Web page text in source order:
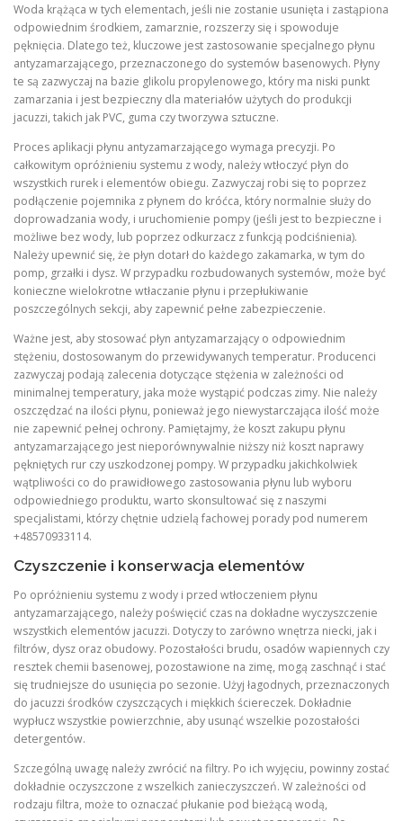
Woda krążąca w tych elementach, jeśli nie zostanie usunięta i zastąpiona
odpowiednim środkiem, zamarznie, rozszerzy się i spowoduje
pęknięcia. Dlatego też, kluczowe jest zastosowanie specjalnego płynu
antyzamarzającego, przeznaczonego do systemów basenowych. Płyny
te są zazwyczaj na bazie glikolu propylenowego, który ma niski punkt
zamarzania i jest bezpieczny dla materiałów użytych do produkcji
jacuzzi, takich jak PVC, guma czy tworzywa sztuczne.
Proces aplikacji płynu antyzamarzającego wymaga precyzji. Po
całkowitym opróżnieniu systemu z wody, należy wtłoczyć płyn do
wszystkich rurek i elementów obiegu. Zazwyczaj robi się to poprzez
podłączenie pojemnika z płynem do króćca, który normalnie służy do
doprowadzania wody, i uruchomienie pompy (jeśli jest to bezpieczne i
możliwe bez wody, lub poprzez odkurzacz z funkcją podciśnienia).
Należy upewnić się, że płyn dotarł do każdego zakamarka, w tym do
pomp, grzałki i dysz. W przypadku rozbudowanych systemów, może być
konieczne wielokrotne wtłaczanie płynu i przepłukiwanie
poszczególnych sekcji, aby zapewnić pełne zabezpieczenie.
Ważne jest, aby stosować płyn antyzamarzający o odpowiednim
stężeniu, dostosowanym do przewidywanych temperatur. Producenci
zazwyczaj podają zalecenia dotyczące stężenia w zależności od
minimalnej temperatury, jaka może wystąpić podczas zimy. Nie należy
oszczędzać na ilości płynu, ponieważ jego niewystarczająca ilość może
nie zapewnić pełnej ochrony. Pamiętajmy, że koszt zakupu płynu
antyzamarzającego jest nieporównywalnie niższy niż koszt naprawy
pękniętych rur czy uszkodzonej pompy. W przypadku jakichkolwiek
wątpliwości co do prawidłowego zastosowania płynu lub wyboru
odpowiedniego produktu, warto skonsultować się z naszymi
specjalistami, którzy chętnie udzielą fachowej porady pod numerem
+48570933114.
Czyszczenie i konserwacja elementów
Po opróżnieniu systemu z wody i przed wtłoczeniem płynu
antyzamarzającego, należy poświęcić czas na dokładne wyczyszczenie
wszystkich elementów jacuzzi. Dotyczy to zarówno wnętrza niecki, jak i
filtrów, dysz oraz obudowy. Pozostałości brudu, osadów wapiennych czy
resztek chemii basenowej, pozostawione na zimę, mogą zaschnąć i stać
się trudniejsze do usunięcia po sezonie. Użyj łagodnych, przeznaczonych
do jacuzzi środków czyszczących i miękkich ściereczek. Dokładnie
wypłucz wszystkie powierzchnie, aby usunąć wszelkie pozostałości
detergentów.
Szczególną uwagę należy zwrócić na filtry. Po ich wyjęciu, powinny zostać
dokładnie oczyszczone z wszelkich zanieczyszczeń. W zależności od
rodzaju filtra, może to oznaczać płukanie pod bieżącą wodą,